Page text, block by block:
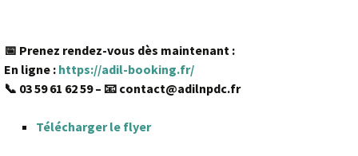
📅 Prenez rendez-vous dès maintenant :
En ligne : https://adil-booking.fr/
📞 03 59 61 62 59 – 📧 contact@adilnpdc.fr
Télécharger le flyer